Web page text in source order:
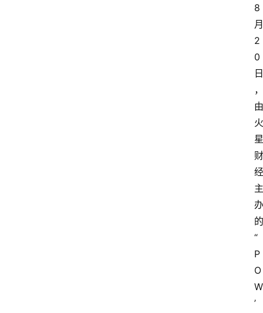
8
月
2
0
日
，
由
火
星
财
经
主
办
的
“
P
O
W
’